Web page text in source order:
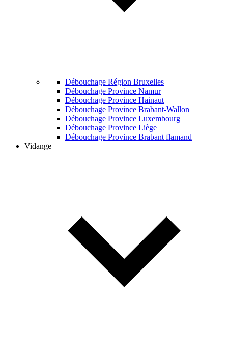
Débouchage Région Bruxelles
Débouchage Province Namur
Débouchage Province Hainaut
Débouchage Province Brabant-Wallon
Débouchage Province Luxembourg
Débouchage Province Liège
Débouchage Province Brabant flamand
Vidange